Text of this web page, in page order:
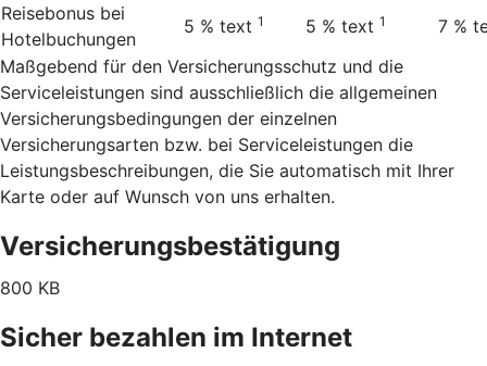
Reisebonus bei
Hotelbuchungen
5 % text 1 5 % text 1 7 %
Maßgebend für den Versicherungsschutz und die
Serviceleistungen sind ausschließlich die allgemeinen
Versicherungsbedingungen der einzelnen
Versicherungsarten bzw. bei Serviceleistungen die
Leistungsbeschreibungen, die Sie automatisch mit Ihrer
Karte oder auf Wunsch von uns erhalten.
Versicherungsbestätigung
800 KB
Sicher bezahlen im Internet